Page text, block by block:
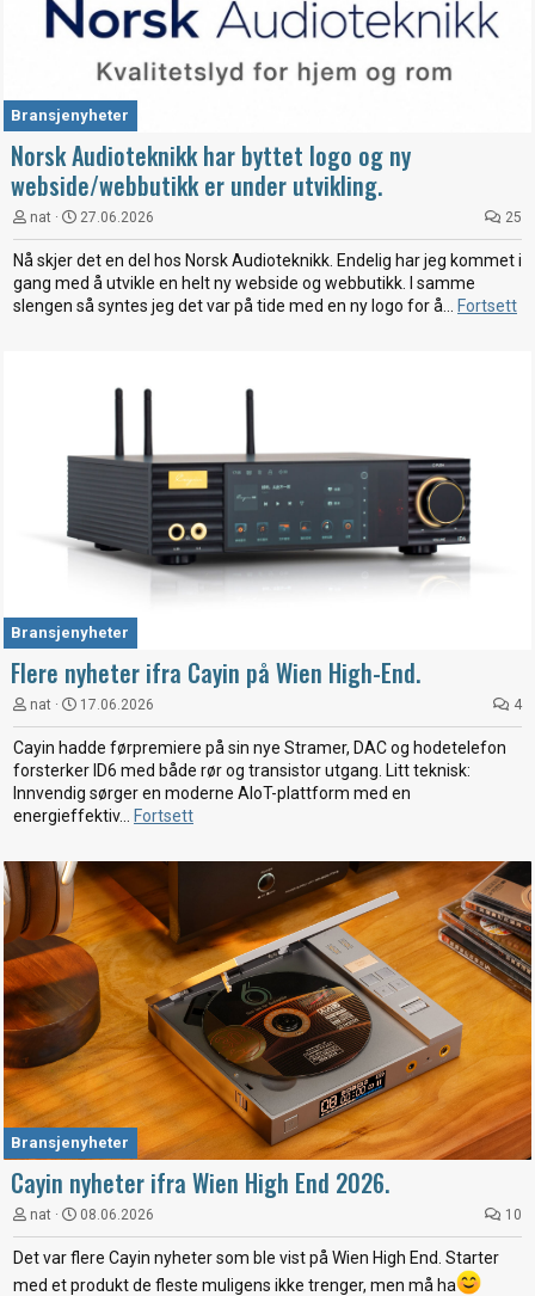
Bransjenyheter
Norsk Audioteknikk har byttet logo og ny
webside/webbutikk er under utvikling.
nat 27.06.2026 25
Nå skjer det en del hos Norsk Audioteknikk. Endelig har jeg kommet i
gang med å utvikle en helt ny webside og webbutikk. I samme
slengen så syntes jeg det var på tide med en ny logo for å... Fortsett
Bransjenyheter
Flere nyheter ifra Cayin på Wien High-End.
nat 17.06.2026 4
Cayin hadde førpremiere på sin nye Stramer, DAC og hodetelefon
forsterker ID6 med både rør og transistor utgang. Litt teknisk:
Innvendig sørger en moderne AIoT-plattform med en
energieffektiv... Fortsett
Bransjenyheter
Cayin nyheter ifra Wien High End 2026.
nat 08.06.2026 10
Det var flere Cayin nyheter som ble vist på Wien High End. Starter
med et produkt de fleste muligens ikke trenger, men må ha